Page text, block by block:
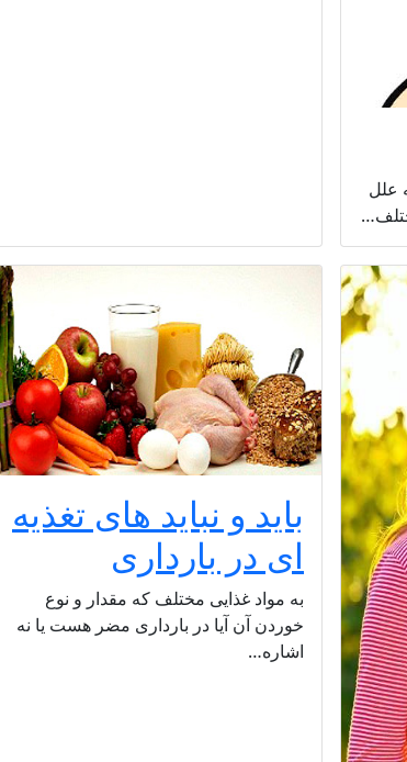
علل
باید و نباید های تغذیه
ای در بارداری
به مواد غذایی مختلف که مقدار و نوع
خوردن آن آیا در بارداری مضر هست یا نه
اشاره…